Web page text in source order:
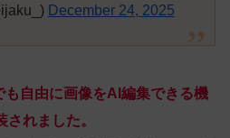
December 24, 2025
自由に画像をAI編集できる機
れました。